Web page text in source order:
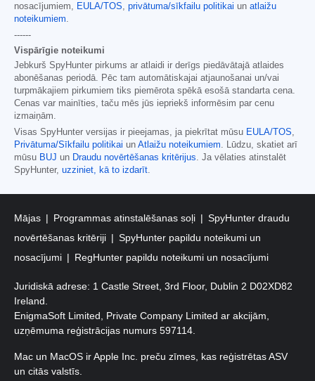
nosacījumiem, EULA/TOS, privātuma/sīkfailu politikai un atlaižu
noteikumiem.
------
Vispārīgie noteikumi
Jebkurš SpyHunter pirkums ar atlaidi ir derīgs piedāvātajā atlaides
abonēšanas periodā. Pēc tam automātiskajai atjaunošanai un/vai
turpmākajiem pirkumiem tiks piemērota spēkā esošā standarta cena.
Cenas var mainīties, taču mēs jūs iepriekš informēsim par cenu
izmaiņām.
Visas SpyHunter versijas ir pieejamas, ja piekrītat mūsu EULA/TOS,
Privātuma/Sīkfailu politikai un Atlaižu noteikumiem. Lūdzu, skatiet arī
mūsu BUJ un Draudu novērtēšanas kritērijus. Ja vēlaties atinstalēt
SpyHunter, uzziniet, kā to izdarīt.
Mājas Programmas atinstalēšanas soļi
SpyHunter draudu
novērtēšanas kritēriji
SpyHunter papildu noteikumi un
nosacījumi
RegHunter papildu noteikumi un nosacījumi
Juridiskā adrese: 1 Castle Street, 3rd Floor, Dublin 2 D02XD82
Ireland.
EnigmaSoft Limited, Private Company Limited ar akcijām,
uzņēmuma reģistrācijas numurs 597114.
Mac un MacOS ir Apple Inc. preču zīmes, kas reģistrētas ASV
un citās valstīs.